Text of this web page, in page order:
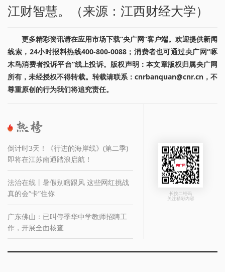
江财智慧。（来源：江西财经大学）
更多精彩资讯请在应用市场下载“央广网”客户端。欢迎提供新闻
线索，24小时报料热线400-800-0088；消费者也可通过央广网“啄
木鸟消费者投诉平台”线上投诉。版权声明：本文章版权归属央广网
所有，未经授权不得转载。转载请联系：cnrbanquan@cnr.cn，不
尊重原创的行为我们将追究责任。
倒计时3天！《行进的海岸线》(第二季)
即将在江苏南通踏浪启航！
法治在线丨暑假别瞎跟风 这些网红挑战
真的会“卡”住你
广东佛山：已叫停季华中学教师招聘工
作，开展全面核查
长按二维码
关注精彩内容